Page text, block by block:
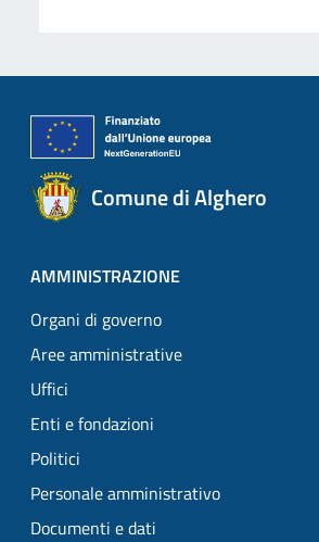
Comune di Alghero
AMMINISTRAZIONE
Organi di governo
Aree amministrative
Uffici
Enti e fondazioni
Politici
Personale amministrativo
Documenti e dati